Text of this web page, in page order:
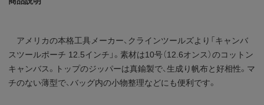
アメリカの本格工具メーカー、クラインツールズより「キャンバ
スツールポーチ 12.5インチ」。素材は10号（12.6オンス）のコットン
キャンバス。トップのジッパーは真鍮製で、生成り帆布と好相性。マ
チのない薄型で、バッグ内の小物整理などにも便利です。